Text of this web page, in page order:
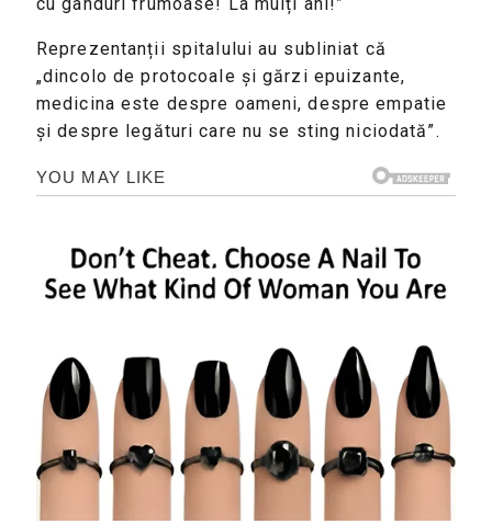
Reprezentanții spitalului au subliniat că
„dincolo de protocoale și gărzi epuizante,
medicina este despre oameni, despre empatie
și despre legături care nu se sting niciodată”.